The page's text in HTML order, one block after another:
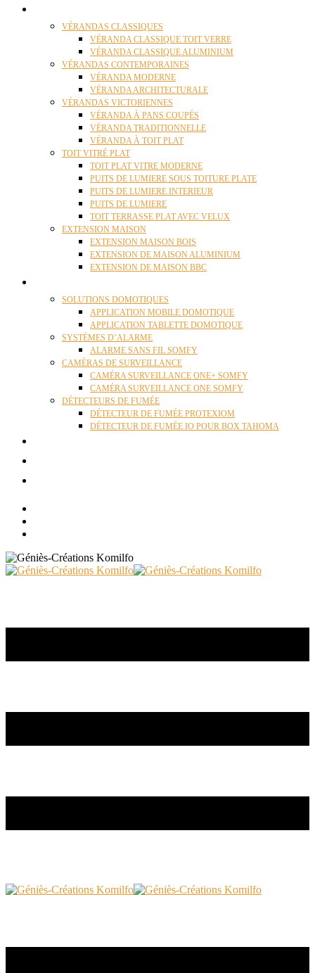
VÉRANDAS CLASSIQUES
VÉRANDA CLASSIQUE TOIT VERRE
VÉRANDA CLASSIQUE ALUMINIUM
VÉRANDAS CONTEMPORAINES
VÉRANDA MODERNE
VÉRANDA ARCHITECTURALE
VÉRANDAS VICTORIENNES
VÉRANDA À PANS COUPÉS
VÉRANDA TRADITIONNELLE
VÉRANDA À TOIT PLAT
TOIT VITRÉ PLAT
TOIT PLAT VITRE MODERNE
PUITS DE LUMIERE SOUS TOITURE PLATE
PUITS DE LUMIERE INTERIEUR
PUITS DE LUMIERE
TOIT TERRASSE PLAT AVEC VELUX
EXTENSION MAISON
EXTENSION MAISON BOIS
EXTENSION DE MAISON ALUMINIUM
EXTENSION DE MAISON BBC
SOLUTIONS DOMOTIQUES
APPLICATION MOBILE DOMOTIQUE
APPLICATION TABLETTE DOMOTIQUE
SYSTÈMES D’ALARME
ALARME SANS FIL SOMFY
CAMÉRAS DE SURVEILLANCE
CAMÉRA SURVEILLANCE ONE+ SOMFY
CAMÉRA SURVEILLANCE ONE SOMFY
DÉTECTEURS DE FUMÉE
DÉTECTEUR DE FUMÉE PROTEXIOM
DÉTECTEUR DE FUMÉE IO POUR BOX TAHOMA